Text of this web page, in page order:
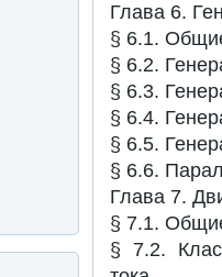
Глава 6.
§ 6.1.
§ 6.2.
§ 6.3.
§ 6.4.
§ 6.5.
§ 6.6.
Глава 7.
§ 7.1.
§ 7.2.